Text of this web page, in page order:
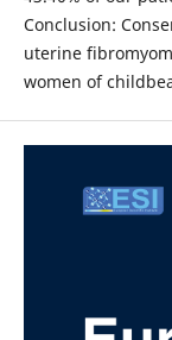
Conclusion:
uterine
women of